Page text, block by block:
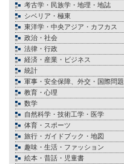
考古学・民族学・地理・地誌
シベリア・極東
東洋学・中央アジア・カフカス
政治・社会
法律・行政
経済・産業・ビジネス
統計
軍事・安全保障、外交・国際問題
教育・心理
数学
自然科学・技術工学・医学
体育・スポーツ
旅行・ガイドブック・地図
趣味・生活・ファッション
絵本・昔話・児童書